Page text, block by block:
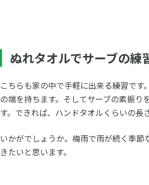
ぬれタオルでサーブの練
こちらも家の中で手軽に出来る練習で
の端を持ちます。そしてサーブの素振
す。できれば、ハンドタオルくらいの長
いかがでしょうか。梅雨で雨が続く季
きたいと思います。